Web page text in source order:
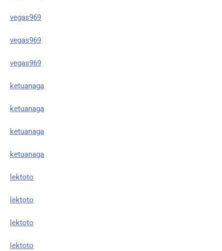
vegas969
vegas969
vegas969
ketuanaga
ketuanaga
ketuanaga
ketuanaga
lektoto
lektoto
lektoto
lektoto